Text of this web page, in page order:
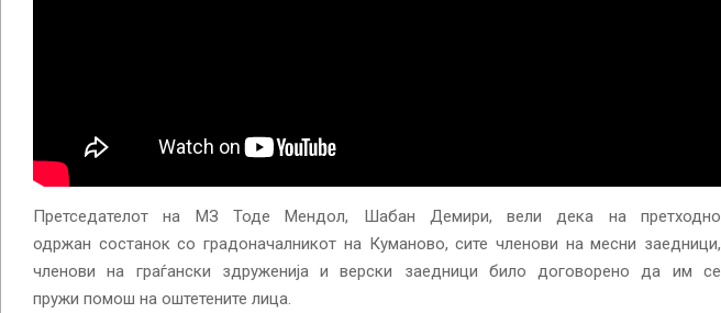
Претседателот на МЗ Тоде Мендол, Шабан Демири, вели дека на претходно
одржан состанок со градоначалникот на Куманово, сите членови на месни заедници,
членови на граѓански здруженија и верски заедници било договорено да им се
пружи помош на оштетените лица.